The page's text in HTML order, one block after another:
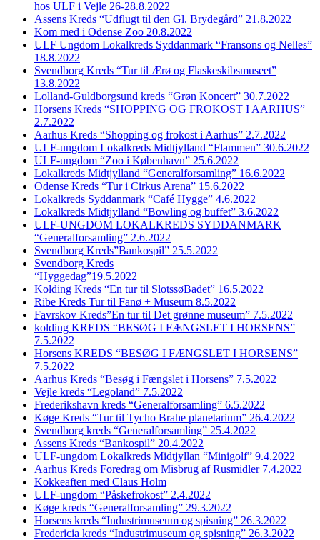
hos ULF i Vejle 26-28.8.2022
Assens Kreds “Udflugt til den Gl. Brydegård” 21.8.2022
Kom med i Odense Zoo 20.8.2022
ULF Ungdom Lokalkreds Syddanmark “Fransons og Nelles”
18.8.2022
Svendborg Kreds “Tur til Ærø og Flaskeskibsmuseet”
13.8.2022
Lolland-Guldborgsund kreds “Grøn Koncert” 30.7.2022
Horsens Kreds “SHOPPING OG FROKOST I AARHUS”
2.7.2022
Aarhus Kreds “Shopping og frokost i Aarhus” 2.7.2022
ULF-ungdom Lokalkreds Midtjylland “Flammen” 30.6.2022
ULF-ungdom “Zoo i København” 25.6.2022
Lokalkreds Midtjylland “Generalforsamling” 16.6.2022
Odense Kreds “Tur i Cirkus Arena” 15.6.2022
Lokalkreds Syddanmark “Café Hygge” 4.6.2022
Lokalkreds Midtjylland “Bowling og buffet” 3.6.2022
ULF-UNGDOM LOKALKREDS SYDDANMARK
“Generalforsamling” 2.6.2022
Svendborg Kreds”Bankospil” 25.5.2022
Svendborg Kreds
“Hyggedag”19.5.2022
Kolding Kreds “En tur til SlotssøBadet” 16.5.2022
Ribe Kreds Tur til Fanø + Museum 8.5.2022
Favrskov Kreds”En tur til Det grønne museum” 7.5.2022
kolding KREDS “BESØG I FÆNGSLET I HORSENS”
7.5.2022
Horsens KREDS “BESØG I FÆNGSLET I HORSENS”
7.5.2022
Aarhus Kreds “Besøg i Fængslet i Horsens” 7.5.2022
Vejle kreds “Legoland” 7.5.2022
Frederikshavn kreds “Generalforsamling” 6.5.2022
Køge Kreds “Tur til Tycho Brahe planetarium” 26.4.2022
Svendborg kreds “Generalforsamling” 25.4.2022
Assens Kreds “Bankospil” 20.4.2022
ULF-ungdom Lokalkreds Midtjyllan “Minigolf” 9.4.2022
Aarhus Kreds Foredrag om Misbrug af Rusmidler 7.4.2022
Kokkeaften med Claus Holm
ULF-ungdom “Påskefrokost” 2.4.2022
Køge kreds “Generalforsamling” 29.3.2022
Horsens kreds “Industrimuseum og spisning” 26.3.2022
Fredericia kreds “Industrimuseum og spisning” 26.3.2022